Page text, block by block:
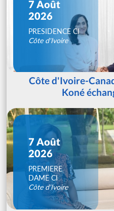
7 Août
2026
PRESIDENCE CI
Côte d'Ivoire
Côte d'Ivoire-
Koné
7 Août
2026
PREMIERE
DAME CI
Côte d'Ivoire